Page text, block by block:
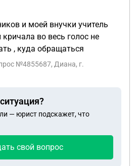
и моей внучки учитель
во весь голос не
, куда обращаться
№4855687, Диана, г.
— юрист подскажет, что
свой вопрос